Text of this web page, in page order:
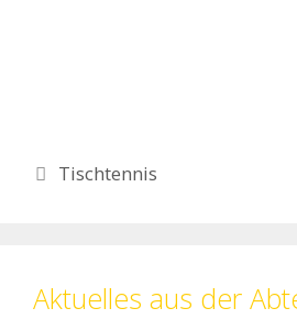
Kategorien
Tischtennis
Aktuelles aus der